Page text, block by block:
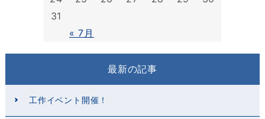
« 7月
31
最新の記事
工作イベント開催！